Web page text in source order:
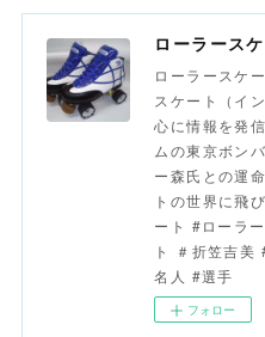
ローラースケ
スケート（イ
心に情報を発
ムの東京ボン
ー森氏との運
トの世界に飛
ート #ローラ
ト ＃折笠吉
名人 #選手
フォロー